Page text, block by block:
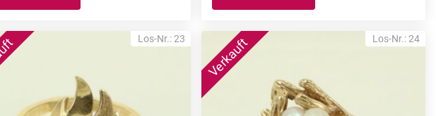
Los-Nr.: 23 Los-Nr.: 24